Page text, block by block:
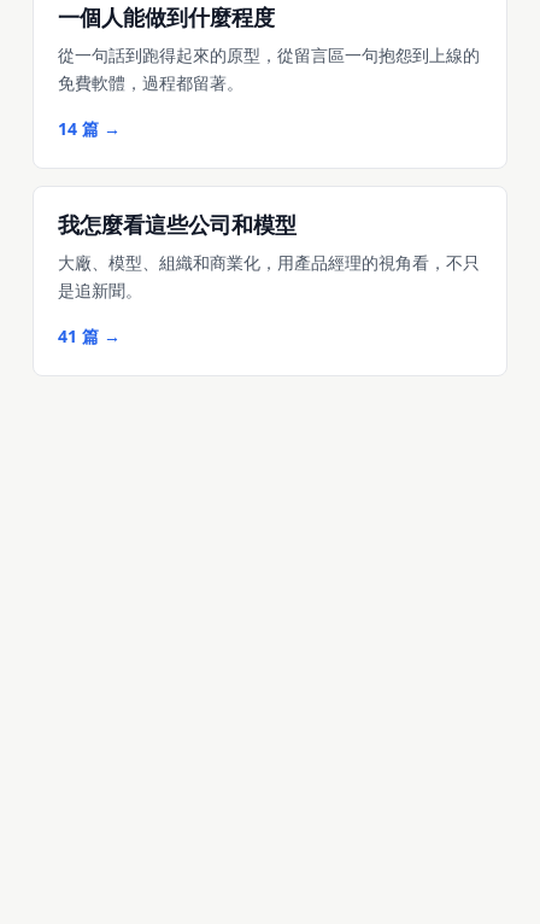
一個人能做到什麼程度
從一句話到跑得起來的原型，從留言區一句抱怨到上線的
免費軟體，過程都留著。
14 篇 →
我怎麼看這些公司和模型
大廠、模型、組織和商業化，用產品經理的視角看，不只
是追新聞。
41 篇 →